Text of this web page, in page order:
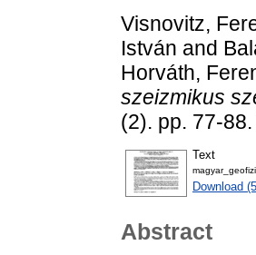
Visnovitz,
István and
Horváth,
szeizmikus
(2). pp. 77-
Text
Download
Abstract